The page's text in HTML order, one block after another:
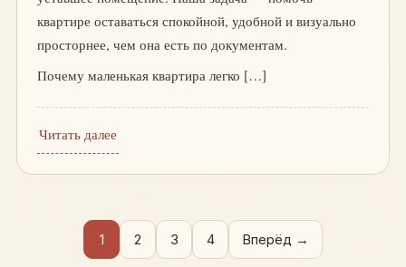
квартире оставаться спокойной, удобной и визуально
просторнее, чем она есть по документам.
Почему маленькая квартира легко […]
Читать далее
1 2 3 4 Вперёд →